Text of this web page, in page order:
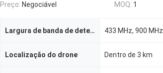
Preço: Negociável MOQ: 1
Largura de banda de detecção
Localização do drone Dentro de 3 km